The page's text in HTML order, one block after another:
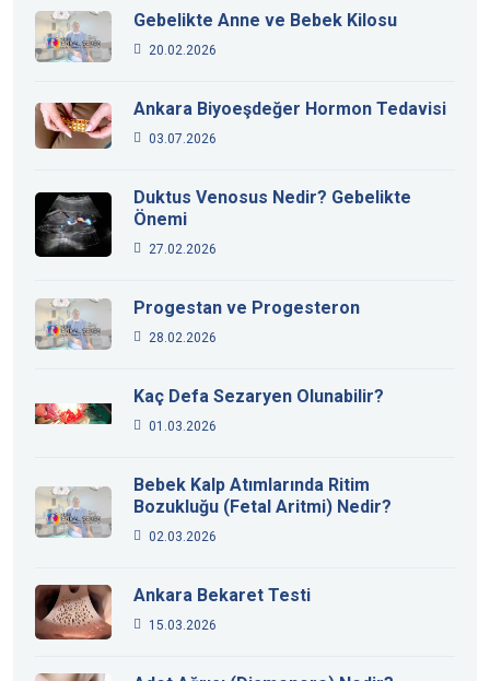
Gebelikte Anne ve Bebek Kilosu
20.02.2026
Ankara Biyoeşdeğer Hormon Tedavisi
03.07.2026
Duktus Venosus Nedir? Gebelikte
Önemi
27.02.2026
Progestan ve Progesteron
28.02.2026
Kaç Defa Sezaryen Olunabilir?
01.03.2026
Bebek Kalp Atımlarında Ritim
Bozukluğu (Fetal Aritmi) Nedir?
02.03.2026
Ankara Bekaret Testi
15.03.2026